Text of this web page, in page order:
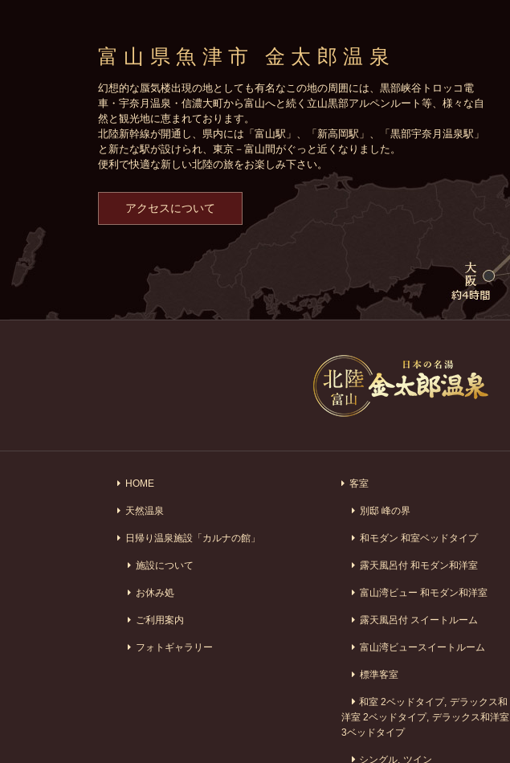
富山県魚津市 金太郎温泉
幻想的な蜃気楼出現の地としても有名なこの地の周囲には、黒部峡谷トロッコ電
車・宇奈月温泉・信濃大町から富山へと続く立山黒部アルペンルート等、様々な自
然と観光地に恵まれております。
北陸新幹線が開通し、県内には「富山駅」、「新高岡駅」、「黒部宇奈月温泉駅」
と新たな駅が設けられ、東京－富山間がぐっと近くなりました。
便利で快適な新しい北陸の旅をお楽しみ下さい。
アクセスについて
HOME
天然温泉
日帰り温泉施設「カルナの館」
施設について
お休み処
ご利用案内
フォトギャラリー
客室
別邸 峰の界
和モダン 和室ベッドタイプ
露天風呂付 和モダン和洋室
富山湾ビュー 和モダン和洋室
露天風呂付 スイートルーム
富山湾ビュースイートルーム
標準客室
和室 2ベッドタイプ デラックス和
洋室 2ベッドタイプ デラックス和洋室
3ベッドタイプ
シングル ツイン